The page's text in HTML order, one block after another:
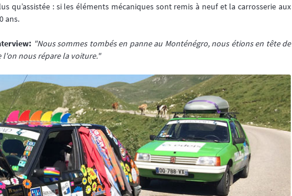
qu’assistée : si les éléments mécaniques sont remis à neuf et la carrosserie aux
ans.
"Nous sommes tombés en panne au Monténégro, nous étions en tête de
l'on nous répare la voiture."